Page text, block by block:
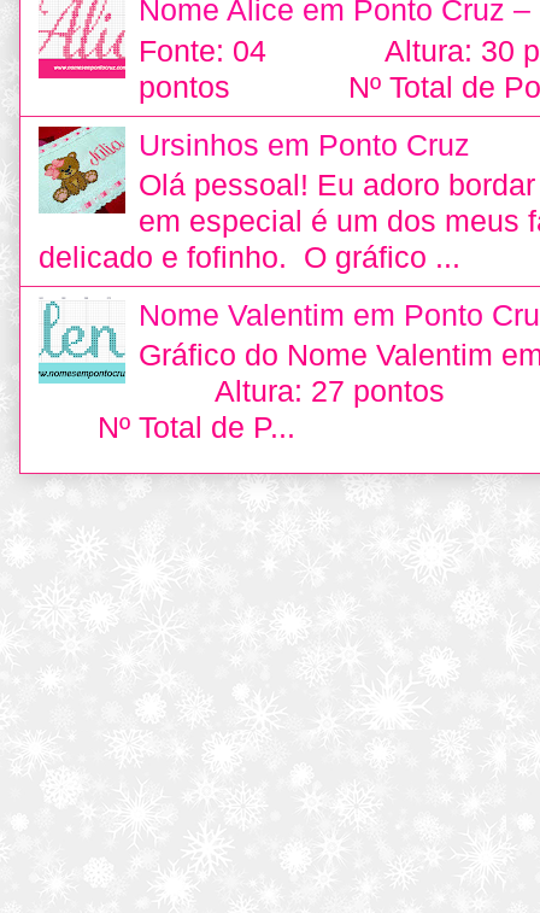
Nome Alice em Ponto Cruz –
Fonte: 04 Altura: 30
pontos Nº Total de
Ursinhos em Ponto Cruz
Olá pessoal! Eu adoro
em especial é um dos meus
delicado e fofinho. O gráfico ...
Nome Valentim em Ponto
Gráfico do Nome Valentim
Altura: 27 pontos
Nº Total de P...